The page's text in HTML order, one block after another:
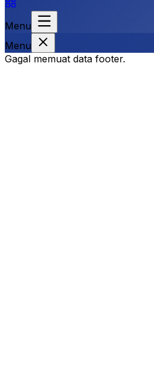
Menu
Menu
Gagal memuat data footer.